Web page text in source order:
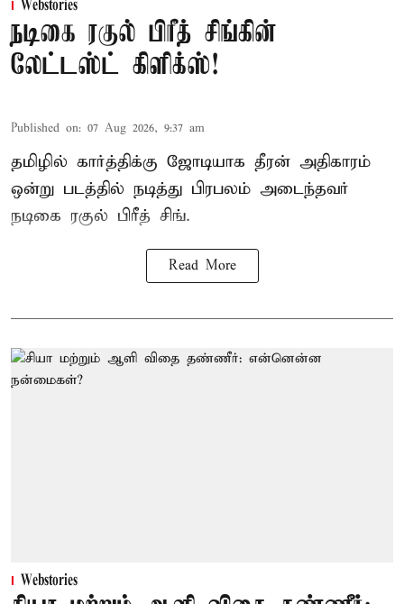
Webstories
நடிகை ரகுல் பிரீத் சிங்கின்
லேட்டஸ்ட் கிளிக்ஸ்!
Published on: 07 Aug 2026, 9:37 am
தமிழில் கார்த்திக்கு ஜோடியாக தீரன் அதிகாரம்
ஒன்று படத்தில் நடித்து பிரபலம் அடைந்தவர்
நடிகை ரகுல் பிரீத் சிங்.
Read More
Webstories